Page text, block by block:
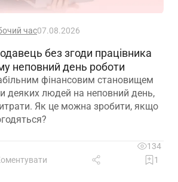
час07.08.2026
без згоди працівника
неповний день роботи
фінансовим становищем
деяких людей на неповний день,
Як це можна зробити, якщо
134
1